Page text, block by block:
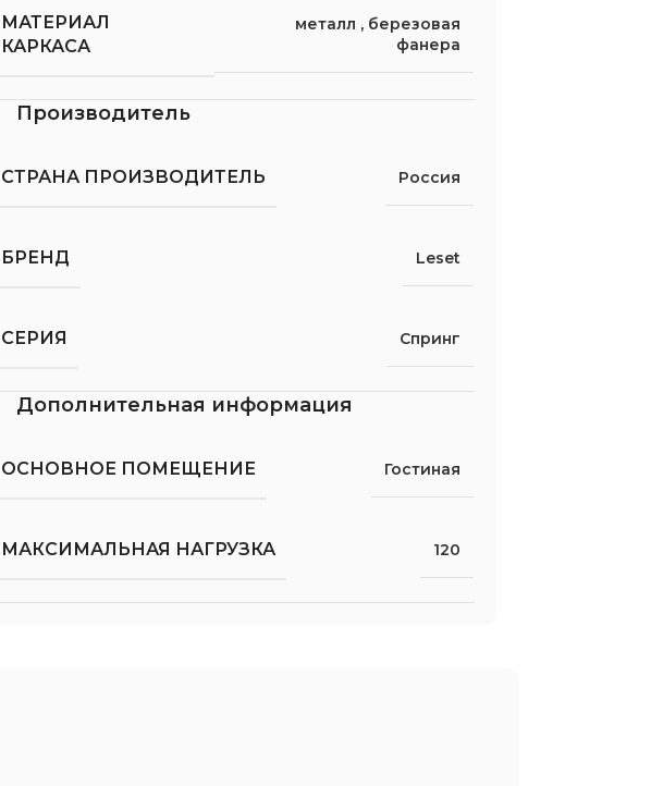
МАТЕРИАЛ
КАРКАСА
металл , березовая
фанера
Производитель
СТРАНА ПРОИЗВОДИТЕЛЬ Россия
БРЕНД Leset
СЕРИЯ Спринг
Дополнительная информация
ОСНОВНОЕ ПОМЕЩЕНИЕ Гостиная
МАКСИМАЛЬНАЯ НАГРУЗКА 120